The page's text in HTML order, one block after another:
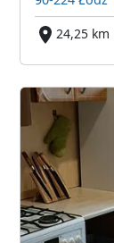
24,25 km